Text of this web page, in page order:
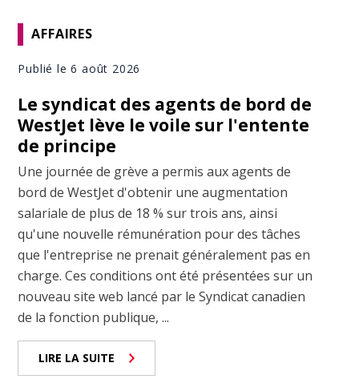
AFFAIRES
Publié le 6 août 2026
Le syndicat des agents de bord de
WestJet lève le voile sur l'entente
de principe
Une journée de grève a permis aux agents de
bord de WestJet d'obtenir une augmentation
salariale de plus de 18 % sur trois ans, ainsi
qu'une nouvelle rémunération pour des tâches
que l'entreprise ne prenait généralement pas en
charge. Ces conditions ont été présentées sur un
nouveau site web lancé par le Syndicat canadien
de la fonction publique, ...
LIRE LA SUITE